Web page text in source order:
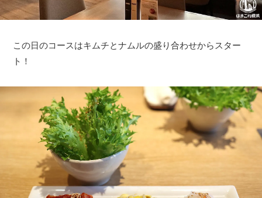
この日のコースはキムチとナムルの盛り合わせからスター
ト！